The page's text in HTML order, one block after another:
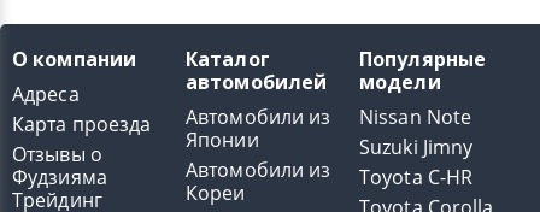
О компании
Адреса
Карта проезда
Отзывы о
Фудзияма
Трейдинг
Каталог
автомобилей
Автомобили из
Японии
Автомобили из
Кореи
Популярные
модели
Nissan Note
Suzuki Jimny
Toyota C-HR